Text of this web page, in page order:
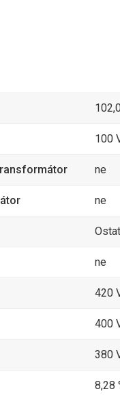
100
ne
ne
ne
420
400
380
8,28